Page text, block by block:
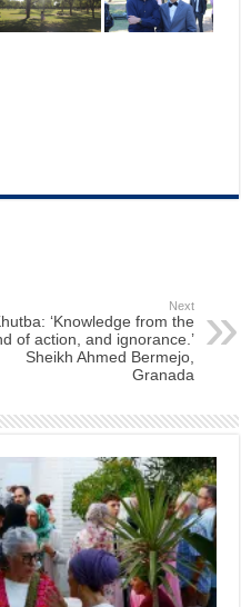
Next
‘Knowledge from the
of action, and ignorance.’
Sheikh Ahmed Bermejo,
Granada